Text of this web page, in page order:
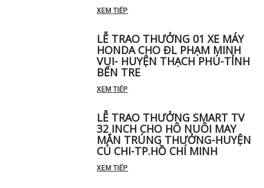
XEM TIẾP
LỄ TRAO THƯỞNG 01 XE MÁY
HONDA CHO ĐL PHẠM MINH
VUI- HUYỆN THẠCH PHÚ-TỈNH
BẾN TRE
XEM TIẾP
LỄ TRAO THƯỞNG SMART TV
32 INCH CHO HÔ NUÔI MAY
MẮN TRÚNG THƯỞNG-HUYỆN
CỦ CHI-TP.HỒ CHÍ MINH
XEM TIẾP